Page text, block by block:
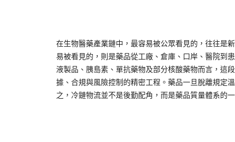
在生物醫藥產業鏈中，最容易被公眾看見的，往往是
易被看見的，則是藥品從工廠、倉庫、口岸、醫院到
液製品、胰島素、單抗藥物及部分核酸藥物而言，這
據、合規與風險控制的精密工程。藥品一旦脫離規定
之，冷鏈物流並不是後勤配角，而是藥品質量體系的一